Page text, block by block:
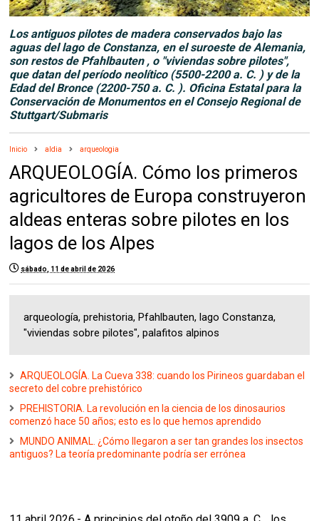
Los antiguos pilotes de madera conservados bajo las
aguas del lago de Constanza, en el suroeste de Alemania,
son restos de Pfahlbauten , o "viviendas sobre pilotes",
que datan del período neolítico (5500-2200 a. C. ) y de la
Edad del Bronce (2200-750 a. C. ). Oficina Estatal para la
Conservación de Monumentos en el Consejo Regional de
Stuttgart/Submaris
Inicio aldia arqueologia
ARQUEOLOGÍA. Cómo los primeros
agricultores de Europa construyeron
aldeas enteras sobre pilotes en los
lagos de los Alpes
sábado, 11 de abril de 2026
arqueología, prehistoria, Pfahlbauten, lago Constanza,
"viviendas sobre pilotes", palafitos alpinos
ARQUEOLOGÍA. La Cueva 338: cuando los Pirineos guardaban el
secreto del cobre prehistórico
PREHISTORIA. La revolución en la ciencia de los dinosaurios
comenzó hace 50 años; esto es lo que hemos aprendido
MUNDO ANIMAL. ¿Cómo llegaron a ser tan grandes los insectos
antiguos? La teoría predominante podría ser errónea